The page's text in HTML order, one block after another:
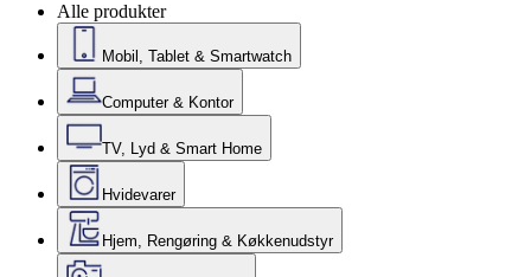
Alle produkter
Mobil, Tablet & Smartwatch
Computer & Kontor
TV, Lyd & Smart Home
Hvidevarer
Hjem, Rengøring & Køkkenudstyr